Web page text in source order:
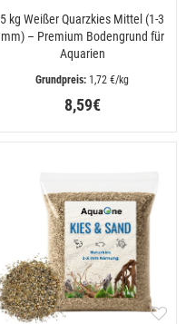
5 kg Weißer Quarzkies Mittel (1-3
mm) – Premium Bodengrund für
Aquarien
1,72 €/kg
8,59€